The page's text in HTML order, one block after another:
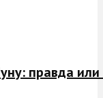
правда